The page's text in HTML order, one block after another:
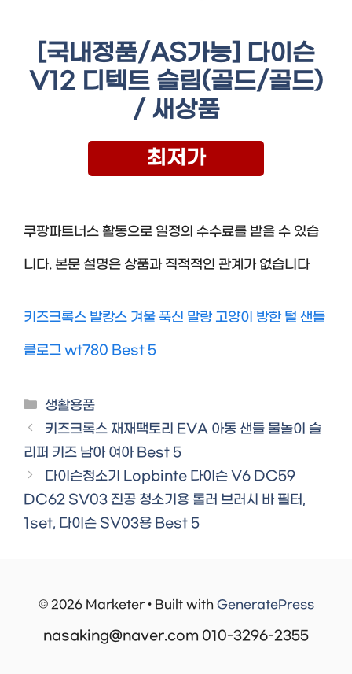
[국내정품/AS가능] 다이슨
V12 디텍트 슬림(골드/골드)
/ 새상품
최저가
쿠팡파트너스 활동으로 일정의 수수료를 받을 수 있습
니다. 본문 설명은 상품과 직적적인 관계가 없습니다
키즈크록스 발캉스 겨울 푹신 말랑 고양이 방한 털 샌들
클로그 wt780 Best 5
Categories
생활용품
키즈크록스 재재팩토리 EVA 아동 샌들 물놀이 슬
리퍼 키즈 남아 여아 Best 5
다이슨청소기 Lopbinte 다이슨 V6 DC59
DC62 SV03 진공 청소기용 롤러 브러시 바 필터,
1set, 다이슨 SV03용 Best 5
© 2026 Marketer • Built with GeneratePress
nasaking@naver.com 010-3296-2355